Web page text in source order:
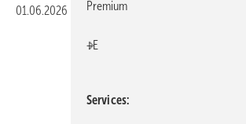
01.06.2026 Veröffentlicht in
Premium
+E
Services